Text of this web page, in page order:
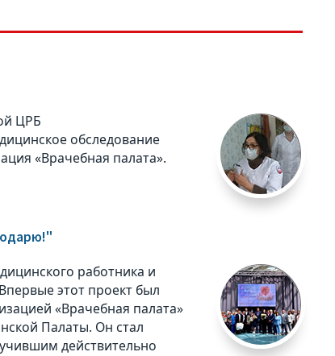
ЦРБ
обследование
«Врачебная палата».
работника и
этот проект был
«Врачебная палата»
Палаты. Он стал
действительно